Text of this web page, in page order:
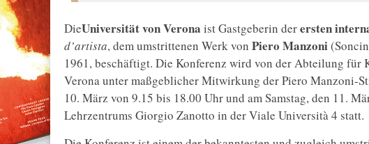
DieUniversität von Verona ist Gastgeberin derersten
d’artista, dem umstrittenen Werk von Piero Manzoni
1961, beschäftigt. Die Konferenz wird von der Abteilung
Verona unter maßgeblicher Mitwirkung der Piero Manzoni-
10. März von 9.15 bis 18.00 Uhr und am Samstag, den 11.
Lehrzentrums Giorgio Zanotto in der Viale Università 4 statt.